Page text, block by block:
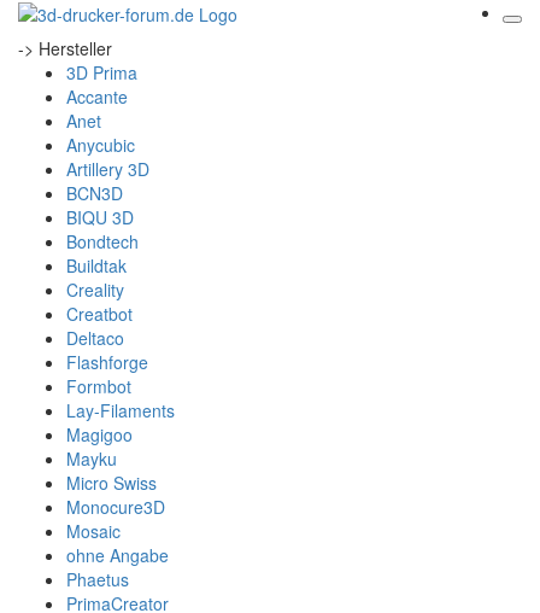
-> Hersteller
3D Prima
Accante
Anet
Anycubic
Artillery 3D
BCN3D
BIQU 3D
Bondtech
Buildtak
Creality
Creatbot
Deltaco
Flashforge
Formbot
Lay-Filaments
Magigoo
Mayku
Micro Swiss
Monocure3D
Mosaic
ohne Angabe
Phaetus
PrimaCreator